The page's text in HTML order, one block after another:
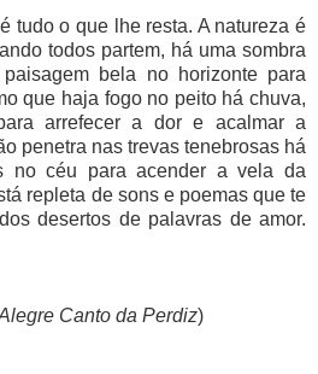
tudo o que lhe resta. A natureza é
todos partem, há uma sombra
bela no horizonte para
que haja fogo no peito há chuva,
arrefecer a dor e acalmar a
penetra nas trevas tenebrosas há
no céu para acender a vela da
repleta de sons e poemas que te
desertos de palavras de amor.
Canto da Perdiz)